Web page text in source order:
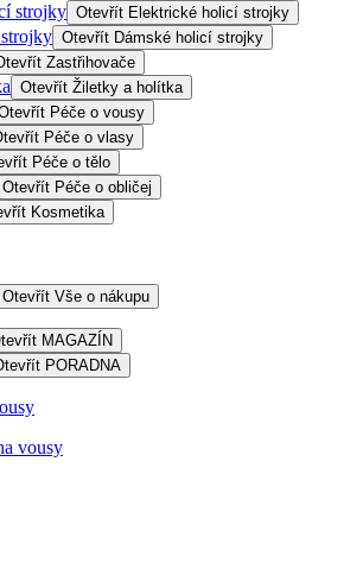
strojky Otevřít Elektrické holicí strojky
Otevřít Dámské holicí strojky
Zastřihovače
Otevřít Žiletky a holítka
Péče o vousy
Péče o vlasy
Péče o tělo
Otevřít Péče o obličej
Kosmetika
Otevřít Vše o nákupu
MAGAZÍN
PORADNA
vousy